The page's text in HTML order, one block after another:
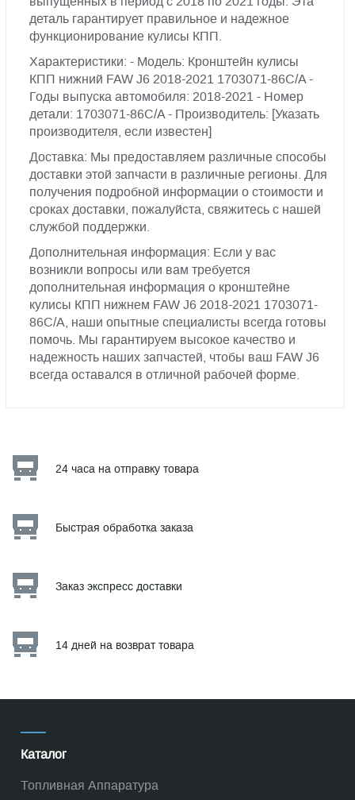
деталь гарантирует правильное и надежное
функционирование кулисы КПП.
Характеристики: - Модель: Кронштейн кулисы
КПП нижний FAW J6 2018-2021 1703071-86C/A -
Годы выпуска автомобиля: 2018-2021 - Номер
детали: 1703071-86C/A - Производитель: [Указать
производителя, если известен]
Доставка: Мы предоставляем различные способы
доставки этой запчасти в различные регионы. Для
получения подробной информации о стоимости и
сроках доставки, пожалуйста, свяжитесь с нашей
службой поддержки.
Дополнительная информация: Если у вас
возникли вопросы или вам требуется
дополнительная информация о кронштейне
кулисы КПП нижнем FAW J6 2018-2021 1703071-
86C/A, наши опытные специалисты всегда готовы
помочь. Мы гарантируем высокое качество и
надежность наших запчастей, чтобы ваш FAW J6
всегда оставался в отличной рабочей форме.
24 часа на отправку товара
Быстрая обработка заказа
Заказ экспресс доставки
14 дней на возврат товара
Каталог
Топливная Аппаратура